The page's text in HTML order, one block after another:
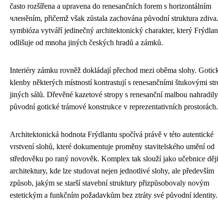
často rozšířena a upravena do renesančních forem s horizontálním
членěním, přičemž však zůstala zachována původní struktura
symbióza vytváří jedinečný architektonický charakter, který
odlišuje od mnoha jiných českých hradů a zámků.
Interiéry zámku rovněž dokládají přechod mezi oběma slohy.
klenby některých místností kontrastují s renesančními štukovými
jiných sálů. Dřevěné kazetové stropy s renesanční malbou nahradily
původní gotické trámové konstrukce v reprezentativních prostorách.
Architektonická hodnota Frýdlantu spočívá právě v této autentické
vrstvení slohů, které dokumentuje proměny stavitelského umění od
středověku po raný novověk. Komplex tak slouží jako učebnice
architektury, kde lze studovat nejen jednotlivé slohy, ale především
způsob, jakým se starší stavební struktury přizpůsobovaly novým
estetickým a funkčním požadavkům bez ztráty své původní identity.